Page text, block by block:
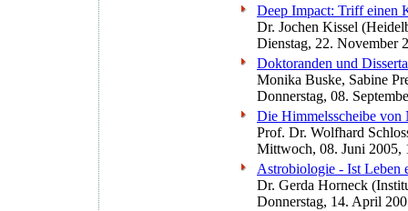
Deep Impact: Triff einen
Dr. Jochen Kissel
Dienstag, 22. November
Doktoranden und
Monika Buske, Sabine
Donnerstag, 08.
Die Himmelsscheibe von
Prof. Dr. Wolfhard
Mittwoch, 08. Juni 2005,
Astrobiologie - Ist Leben
Dr. Gerda Horneck
Donnerstag, 14. April